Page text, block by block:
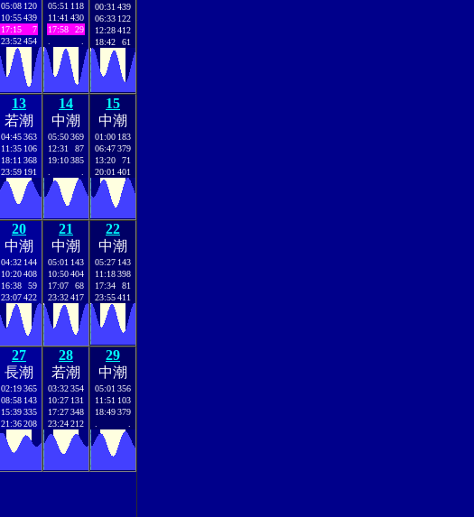
05:08 120
10:55439
17:15
7
23:52454
05:51 118
11:41 430
17:58
29
00:31 439
06:33 122
12:28412
18:42
61
13
若潮
04:45363
11:35 106
18:11 368
23:59 191
14
中潮
05:50369
12:31
87
19:10385
15
中潮
01:00 183
06:47379
13:20
71
20:01 401
20
中潮
04:32 144
10:20408
16:38
59
23:07422
21
中潮
05:01 143
10:50404
17:07
68
23:32417
22
中潮
05:27 143
11:18398
17:34
81
23:55411
27
長潮
02:19365
08:58 143
15:39335
21:36208
28
若潮
03:32354
10:27 131
17:27348
23:24212
29
中潮
05:01 356
11:51 103
18:49379